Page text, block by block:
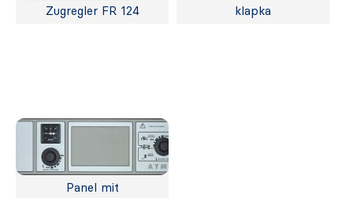
Zugregler FR 124
klapka
Panel mit